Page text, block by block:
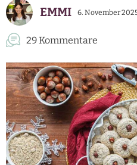
EMMI 6. November
29 Kommentare